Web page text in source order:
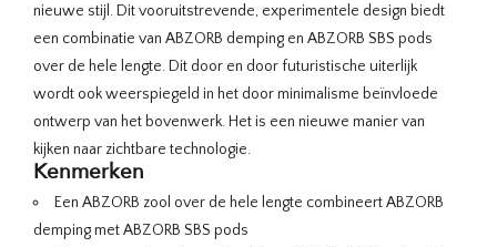
nieuwe stijl. Dit vooruitstrevende, experimentele design biedt
een combinatie van ABZORB demping en ABZORB SBS pods
over de hele lengte. Dit door en door futuristische uiterlijk
wordt ook weerspiegeld in het door minimalisme beïnvloede
ontwerp van het bovenwerk. Het is een nieuwe manier van
kijken naar zichtbare technologie.
Kenmerken
Een ABZORB zool over de hele lengte combineert ABZORB
demping met ABZORB SBS pods